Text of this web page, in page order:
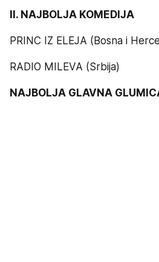
II. NAJBOLJA KOMEDIJA
PRINC IZ ELEJA (Bosna i
RADIO MILEVA (Srbija)
NAJBOLJA GLAVNA